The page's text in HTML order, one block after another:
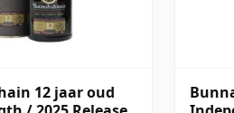
12 jaar oud